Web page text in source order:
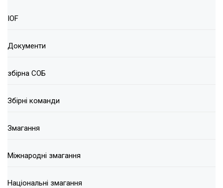
IOF
Документи
збірна СОБ
Збірні команди
Змагання
Міжнародні змагання
Національні змагання